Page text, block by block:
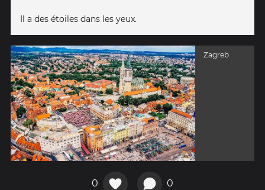
Il a des étoiles dans les yeux.
Zagreb
0 0